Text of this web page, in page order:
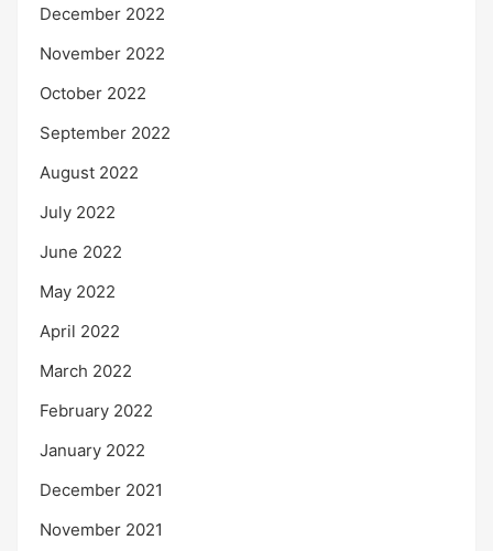
December 2022
November 2022
October 2022
September 2022
August 2022
July 2022
June 2022
May 2022
April 2022
March 2022
February 2022
January 2022
December 2021
November 2021